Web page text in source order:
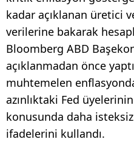
kadar açıklanan üretici
verilerine bakarak
Bloomberg ABD
açıklanmadan önce
muhtemelen
azınlıktaki Fed
konusunda daha
ifadelerini kullandı.